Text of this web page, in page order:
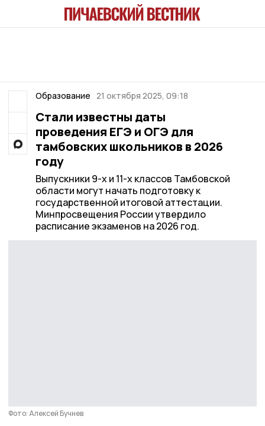
Образование 21 октября 2025, 09:18
Стали известны даты
проведения ЕГЭ и ОГЭ для
тамбовских школьников в 2026
году
Выпускники 9-х и 11-х классов Тамбовской
области могут начать подготовку к
государственной итоговой аттестации.
Минпросвещения России утвердило
расписание экзаменов на 2026 год.
Фото: Алексей Бучнев